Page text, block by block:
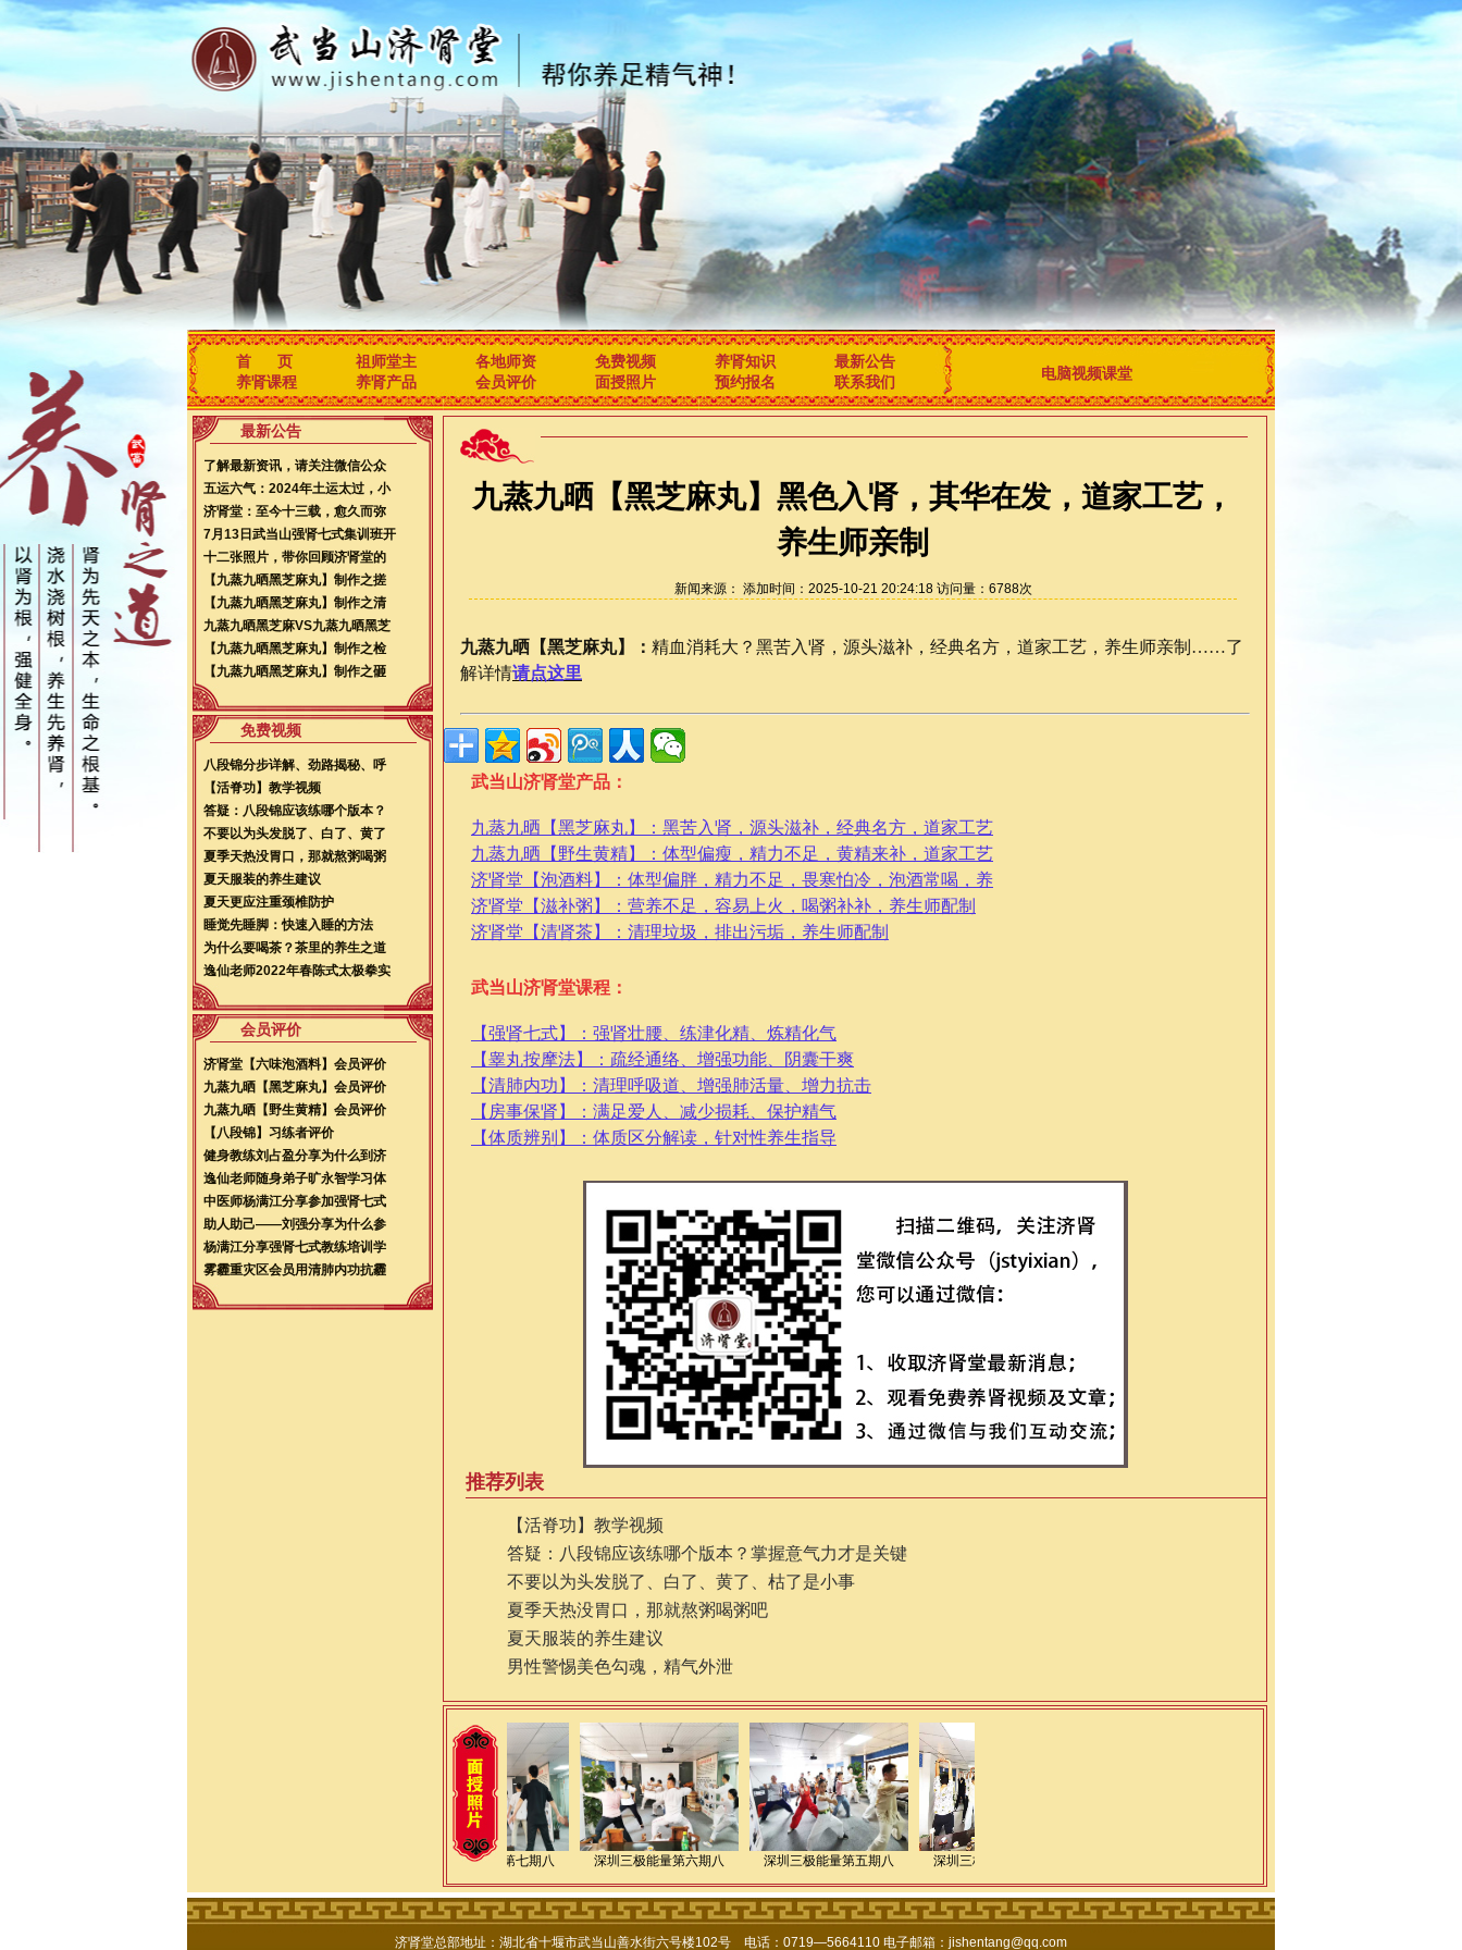
首 页 祖师堂主 各地师资 免费视频 养肾知识
最新公告
养肾课程
养肾产品 会员评价 面授照片 预约报名 联系我们 电脑视频课堂
最新公告
了解最新资讯，请关注微信公众
五运六气：2024年土运太过，小
济肾堂：至今十三载，愈久而弥
7月13日武当山强肾七式集训班开
十二张照片，带你回顾济肾堂的
【九蒸九晒黑芝麻丸】制作之搓
【九蒸九晒黑芝麻丸】制作之清
九蒸九晒黑芝麻VS九蒸九晒黑芝
【九蒸九晒黑芝麻丸】制作之检
【九蒸九晒黑芝麻丸】制作之砸
免费视频
八段锦分步详解、劲路揭秘、呼
【活脊功】教学视频
答疑：八段锦应该练哪个版本？
不要以为头发脱了、白了、黄了
夏季天热没胃口，那就熬粥喝粥
夏天服装的养生建议
夏天更应注重颈椎防护
睡觉先睡脚：快速入睡的方法
为什么要喝茶？茶里的养生之道
逸仙老师2022年春陈式太极拳实
会员评价
济肾堂【六味泡酒料】会员评价
九蒸九晒【黑芝麻丸】会员评价
九蒸九晒【野生黄精】会员评价
【八段锦】习练者评价
健身教练刘占盈分享为什么到济
逸仙老师随身弟子旷永智学习体
中医师杨满江分享参加强肾七式
助人助己——刘强分享为什么参
杨满江分享强肾七式教练培训学
雾霾重灾区会员用清肺内功抗霾
九蒸九晒【黑芝麻丸】黑色入肾，其华在发，道家工艺，
养生师亲制
新闻来源： 添加时间：2025-10-21 20:24:18 访问量： 6788次
九蒸九晒【黑芝麻丸】： 精血消耗大？黑苦入肾，源头滋补，经典名方，道家工艺，养生师亲制……了
解详情请点这里
武当山济肾堂产品：
九蒸九晒【黑芝麻丸】：黑苦入肾，源头滋补，经典名方，道家工艺
九蒸九晒【野生黄精】：体型偏瘦，精力不足，黄精来补，道家工艺
济肾堂【泡酒料】：体型偏胖，精力不足，畏寒怕冷，泡酒常喝，养
济肾堂【滋补粥】：营养不足，容易上火，喝粥补补，养生师配制
济肾堂【清肾茶】：清理垃圾，排出污垢，养生师配制
武当山济肾堂课程：
【强肾七式】：强肾壮腰、练津化精、炼精化气
【睾丸按摩法】：疏经通络、增强功能、阴囊干爽
【清肺内功】：清理呼吸道、增强肺活量、增力抗击
【房事保肾】：满足爱人、减少损耗、保护精气
【体质辨别】：体质区分解读，针对性养生指导
推荐列表
【活脊功】教学视频
答疑：八段锦应该练哪个版本？掌握意气力才是关键
不要以为头发脱了、白了、黄了、枯了是小事
夏季天热没胃口，那就熬粥喝粥吧
夏天服装的养生建议
男性警惕美色勾魂，精气外泄
深圳三极能量第七期八 深圳三极能量第六期八 深圳三极能量第五期八 深圳三极能量第四期八
济肾堂总部地址：湖北省十堰市武当山善水街六号楼102号 电话：0719—5664110 电子邮箱：jishentang@qq.com